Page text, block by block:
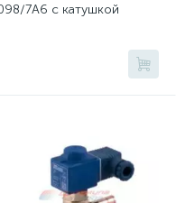
7A6 с катушкой